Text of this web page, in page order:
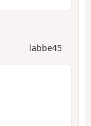
labbe45